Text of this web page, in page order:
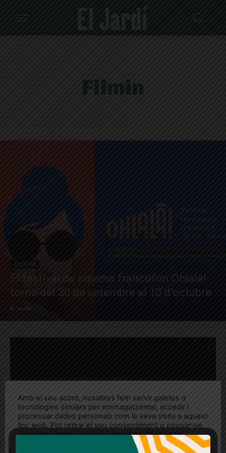
Filmin
CULTURA
El festival de cinema francòfon Ohlalà!
torna del 30 de setembre al 10 d’octubre
El Jardí
Amb el seu acord, nosaltres fem servir galetes o
tecnologies similars per emmagatzemar, accedir i
processar dades personals com la seva visita a aquest
lloc web. Pot retirar el seu consentiment o oposar-se
al processament de dades basat en interessos
legítims en qualsevol moment fent clic a "Ajustos de